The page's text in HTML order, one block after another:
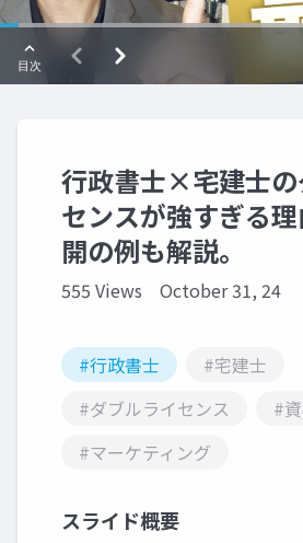
行政書士×宅建士の
センスが強すぎる
開の例も解説。
555 Views October 31, 24
#行政書士
#宅建士
#ダブルライセンス
#
#マーケティング
スライド概要